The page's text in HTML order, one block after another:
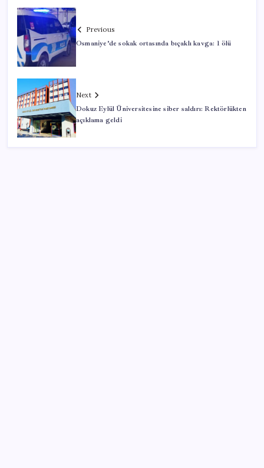
Previous
Osmaniye’de sokak ortasında bıçaklı kavga: 1 ölü
Next
Dokuz Eylül Üniversitesine siber saldırı: Rektörlükten
açıklama geldi